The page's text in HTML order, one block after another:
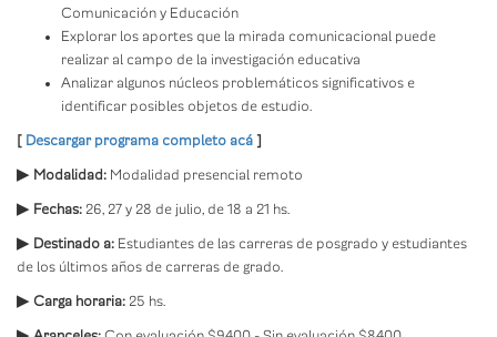
Comunicación y Educación
Explorar los aportes que la mirada comunicacional puede
realizar al campo de la investigación educativa
Analizar algunos núcleos problemáticos significativos e
identificar posibles objetos de estudio.
[ Descargar programa completo acá ]
▶ Modalidad: Modalidad presencial remoto
▶ Fechas: 26, 27 y 28 de julio, de 18 a 21 hs.
▶ Destinado a: Estudiantes de las carreras de posgrado y estudiantes
de los últimos años de carreras de grado.
▶ Carga horaria: 25 hs.